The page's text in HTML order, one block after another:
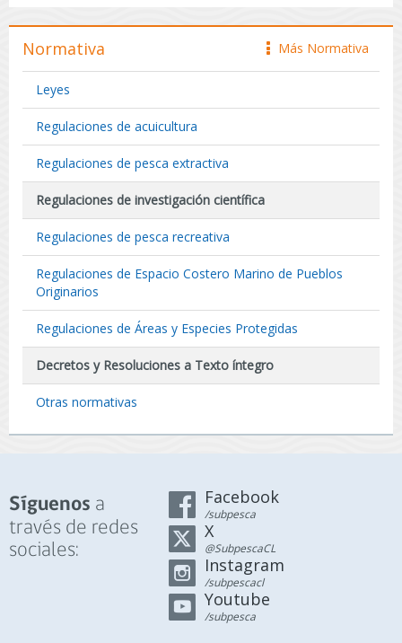
icono
Más Normativa
Normativa
Leyes
Regulaciones de acuicultura
Regulaciones de pesca extractiva
Regulaciones de investigación científica
Regulaciones de pesca recreativa
Regulaciones de Espacio Costero Marino de Pueblos
Originarios
Regulaciones de Áreas y Especies Protegidas
Decretos y Resoluciones a Texto íntegro
Otras normativas
Síguenos a
través de redes
sociales:
Facebook
/subpesca
X
@SubpescaCL
Instagram
/subpescacl
Youtube
/subpesca